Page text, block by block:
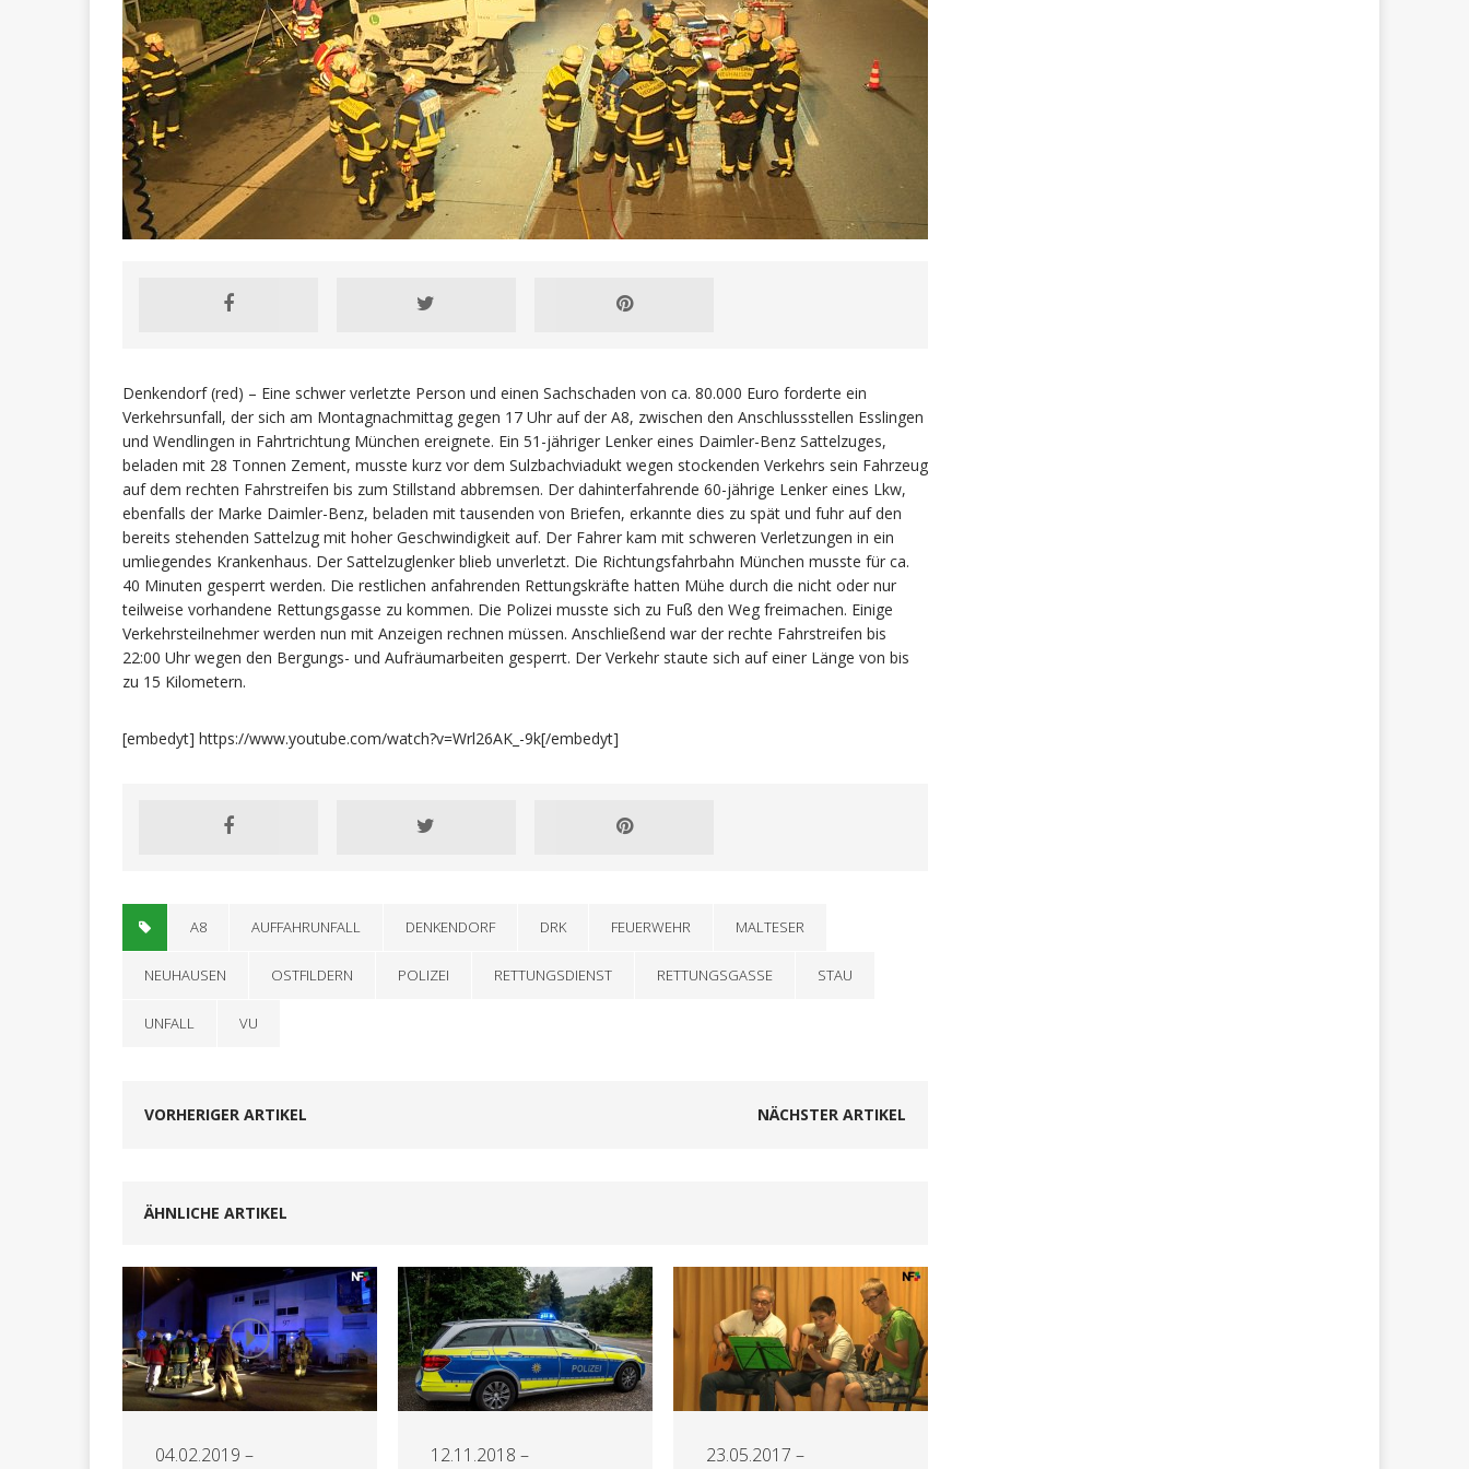
Denkendorf (red) – Eine schwer verletzte Person und einen Sachschaden von ca. 80.000 Euro forderte ein
Verkehrsunfall, der sich am Montagnachmittag gegen 17 Uhr auf der A8, zwischen den Anschlussstellen Esslingen
und Wendlingen in Fahrtrichtung München ereignete. Ein 51-jähriger Lenker eines Daimler-Benz Sattelzuges,
beladen mit 28 Tonnen Zement, musste kurz vor dem Sulzbachviadukt wegen stockenden Verkehrs sein Fahrzeug
auf dem rechten Fahrstreifen bis zum Stillstand abbremsen. Der dahinterfahrende 60-jährige Lenker eines Lkw,
ebenfalls der Marke Daimler-Benz, beladen mit tausenden von Briefen, erkannte dies zu spät und fuhr auf den
bereits stehenden Sattelzug mit hoher Geschwindigkeit auf. Der Fahrer kam mit schweren Verletzungen in ein
umliegendes Krankenhaus. Der Sattelzuglenker blieb unverletzt. Die Richtungsfahrbahn München musste für ca.
40 Minuten gesperrt werden. Die restlichen anfahrenden Rettungskräfte hatten Mühe durch die nicht oder nur
teilweise vorhandene Rettungsgasse zu kommen. Die Polizei musste sich zu Fuß den Weg freimachen. Einige
Verkehrsteilnehmer werden nun mit Anzeigen rechnen müssen. Anschließend war der rechte Fahrstreifen bis
22:00 Uhr wegen den Bergungs- und Aufräumarbeiten gesperrt. Der Verkehr staute sich auf einer Länge von bis
zu 15 Kilometern.
[embedyt] https://www.youtube.com/watch?v=Wrl26AK_-9k[/embedyt]
A8 AUFFAHRUNFALL DENKENDORF DRK FEUERWEHR MALTESER
NEUHAUSEN OSTFILDERN POLIZEI RETTUNGSDIENST RETTUNGSGASSE STAU
UNFALL VU
VORHERIGER ARTIKEL NÄCHSTER ARTIKEL
ÄHNLICHE ARTIKEL
04.02.2019 –
12.11.2018 –
23.05.2017 –